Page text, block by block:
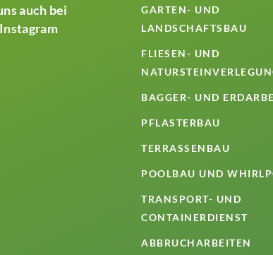
auch bei
GARTEN- UND
LANDSCHAFTSBAU
FLIESEN- UND
BAGGER- UND
PFLASTERBAU
TERRASSENBAU
POOLBAU UND
TRANSPORT- UND
CONTAINERDIENST
ABBRUCHARBEITEN